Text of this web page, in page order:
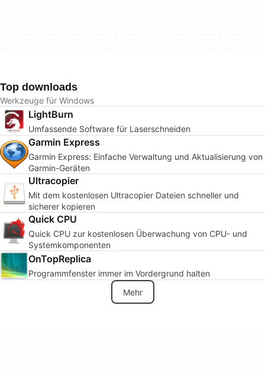
Top downloads
Werkzeuge für Windows
LightBurn
Umfassende Software für Laserschneiden
Garmin Express
Garmin Express: Einfache Verwaltung und Aktualisierung von
Garmin-Geräten
Ultracopier
Mit dem kostenlosen Ultracopier Dateien schneller und
sicherer kopieren
Quick CPU
Quick CPU zur kostenlosen Überwachung von CPU- und
Systemkomponenten
OnTopReplica
Programmfenster immer im Vordergrund halten
Mehr